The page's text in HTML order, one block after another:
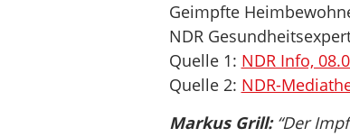
Geimpfte
NDR
Quelle 1: NDR Info,
Quelle 2: NDR-
Markus Grill:“Der